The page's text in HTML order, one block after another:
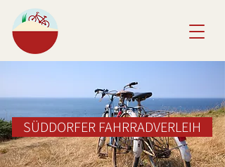
SÜDDORFER FAHRRADVERLEIH